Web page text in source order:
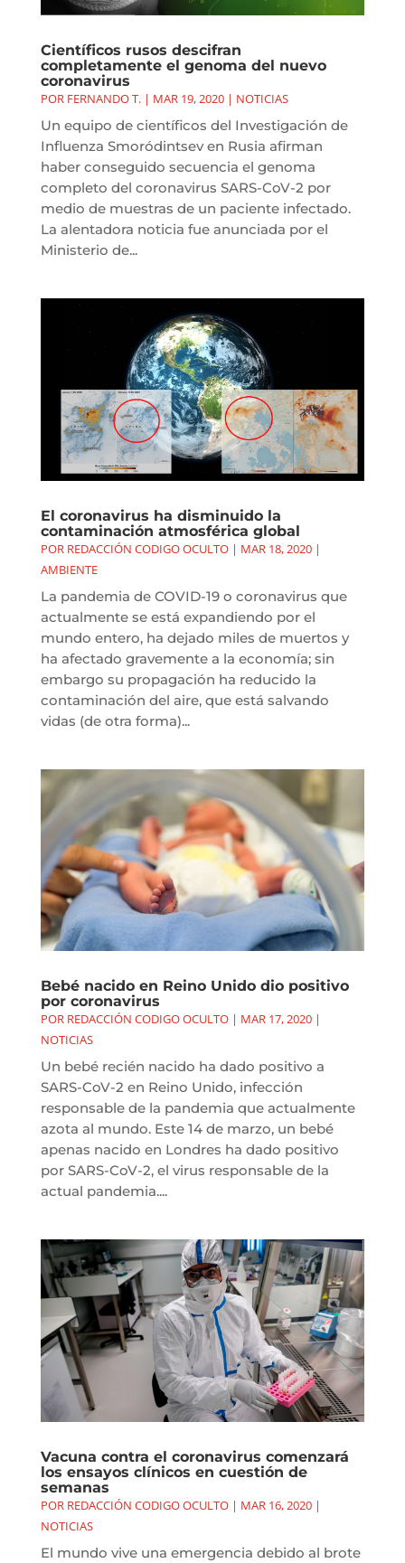
Científicos rusos descifran
completamente el genoma del nuevo
coronavirus
POR FERNANDO T.| MAR 19, 2020| NOTICIAS
Un equipo de científicos del Investigación de
Influenza Smoródintsev en Rusia afirman
haber conseguido secuencia el genoma
completo del coronavirus SARS-CoV-2 por
medio de muestras de un paciente infectado.
La alentadora noticia fue anunciada por el
Ministerio de...
El coronavirus ha disminuido la
contaminación atmosférica global
POR REDACCIÓN CODIGO OCULTO| MAR 18, 2020|
AMBIENTE
La pandemia de COVID-19 o coronavirus que
actualmente se está expandiendo por el
mundo entero, ha dejado miles de muertos y
ha afectado gravemente a la economía; sin
embargo su propagación ha reducido la
contaminación del aire, que está salvando
vidas (de otra forma)...
Bebé nacido en Reino Unido dio positivo
por coronavirus
POR REDACCIÓN CODIGO OCULTO| MAR 17, 2020|
NOTICIAS
Un bebé recién nacido ha dado positivo a
SARS-CoV-2 en Reino Unido, infección
responsable de la pandemia que actualmente
azota al mundo. Este 14 de marzo, un bebé
apenas nacido en Londres ha dado positivo
por SARS-CoV-2, el virus responsable de la
actual pandemia....
Vacuna contra el coronavirus comenzará
los ensayos clínicos en cuestión de
semanas
POR REDACCIÓN CODIGO OCULTO| MAR 16, 2020|
NOTICIAS
El mundo vive una emergencia debido al brote